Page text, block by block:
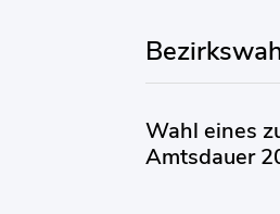
Wahl eines
Amtsdauer